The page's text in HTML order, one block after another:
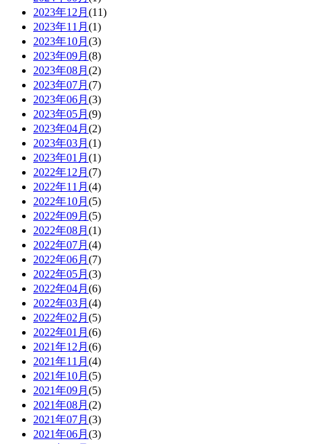
2023年12月 (11)
2023年11月 (1)
2023年10月 (3)
2023年09月 (8)
2023年08月 (2)
2023年07月 (7)
2023年06月 (3)
2023年05月 (9)
2023年04月 (2)
2023年03月 (1)
2023年01月 (1)
2022年12月 (7)
2022年11月 (4)
2022年10月 (5)
2022年09月 (5)
2022年08月 (1)
2022年07月 (4)
2022年06月 (7)
2022年05月 (3)
2022年04月 (6)
2022年03月 (4)
2022年02月 (5)
2022年01月 (6)
2021年12月 (6)
2021年11月 (4)
2021年10月 (5)
2021年09月 (5)
2021年08月 (2)
2021年07月 (3)
2021年06月 (3)